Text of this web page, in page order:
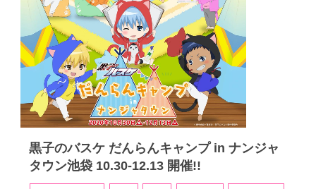
黒子のバスケ だんらんキャンプ in ナンジャ
タウン池袋 10.30-12.13 開催!!